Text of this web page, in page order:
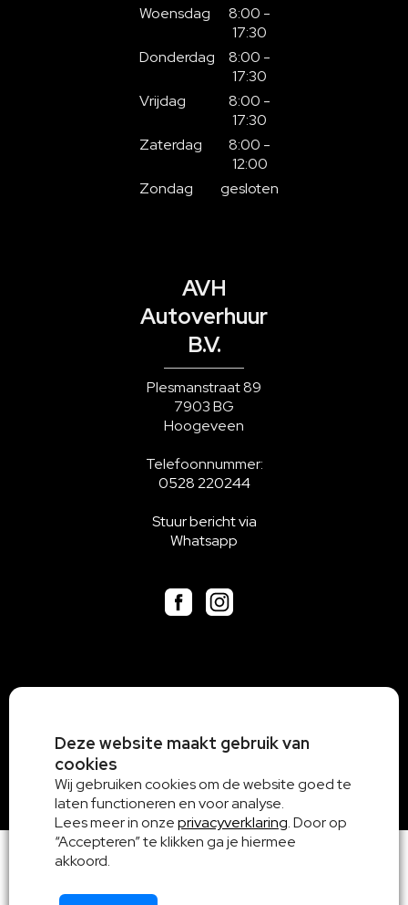
Woensdag
8:00 -
17:30
Donderdag
8:00 -
17:30
Vrijdag
8:00 -
17:30
Zaterdag
8:00 -
12:00
Zondag
gesloten
AVH
Autoverhuur
B.V.
Plesmanstraat 89
7903 BG
Hoogeveen
Telefoonnummer:
0528 220244
Stuur bericht via
Whatsapp
Deze website maakt gebruik van
cookies
Wij gebruiken cookies om de website goed te
laten functioneren en voor analyse.
Lees meer in onzeprivacyverklaring. Door op
“Accepteren” te klikken ga je hiermee
akkoord.